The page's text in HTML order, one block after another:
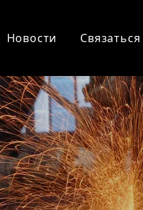
настила пола
Новости